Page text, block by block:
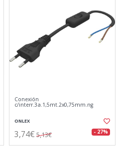
Conexión
c/interr.3a.1,5mt.2x0,75mm.ng
ONLEX
3,74€ 5,13€ - 27%